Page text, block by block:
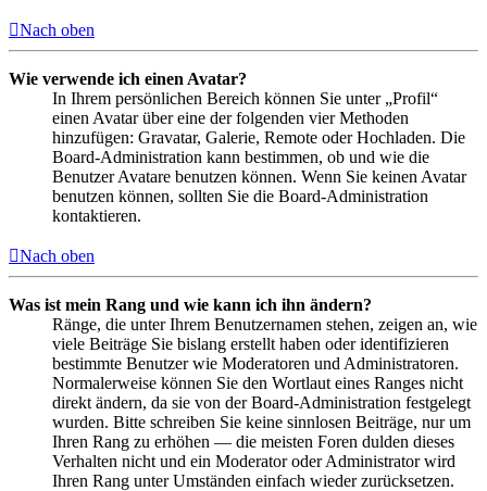
Nach oben
Wie verwende ich einen Avatar?
In Ihrem persönlichen Bereich können Sie unter „Profil“
einen Avatar über eine der folgenden vier Methoden
hinzufügen: Gravatar, Galerie, Remote oder Hochladen. Die
Board-Administration kann bestimmen, ob und wie die
Benutzer Avatare benutzen können. Wenn Sie keinen Avatar
benutzen können, sollten Sie die Board-Administration
kontaktieren.
Nach oben
Was ist mein Rang und wie kann ich ihn ändern?
Ränge, die unter Ihrem Benutzernamen stehen, zeigen an, wie
viele Beiträge Sie bislang erstellt haben oder identifizieren
bestimmte Benutzer wie Moderatoren und Administratoren.
Normalerweise können Sie den Wortlaut eines Ranges nicht
direkt ändern, da sie von der Board-Administration festgelegt
wurden. Bitte schreiben Sie keine sinnlosen Beiträge, nur um
Ihren Rang zu erhöhen — die meisten Foren dulden dieses
Verhalten nicht und ein Moderator oder Administrator wird
Ihren Rang unter Umständen einfach wieder zurücksetzen.